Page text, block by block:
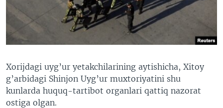
VIDEO
XABARLAR SURATLARDA
ODNOKLASSNIKI
TELEGRAM
TWITTER
SOUNDCLOUD
VOA
Xorijdagi uyg’ur yetakchilarining aytishicha, Xitoy
g’arbidagi Shinjon Uyg’ur muxtoriyatini shu
kunlarda huquq-tartibot organlari qattiq nazorat
ostiga olgan.